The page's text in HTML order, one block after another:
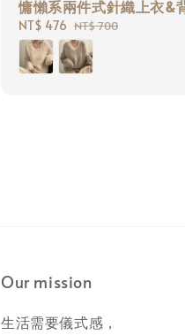
慵懶系兩件式針織上衣&
Sale
price
NT$ 476 Regular
price
NT$ 700
Our mission
生活需要儀式感，